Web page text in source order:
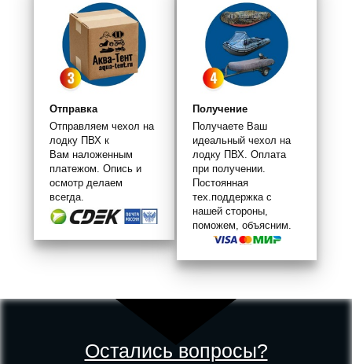
Отправка
Отправляем чехол на
лодку ПВХ к
Вам наложенным
платежом. Опись и
осмотр делаем
всегда.
Получение
Получаете Ваш
идеальный чехол на
лодку ПВХ. Оплата
при получении.
Постоянная
тех.поддержка с
нашей стороны,
поможем, объясним.
Остались вопросы?